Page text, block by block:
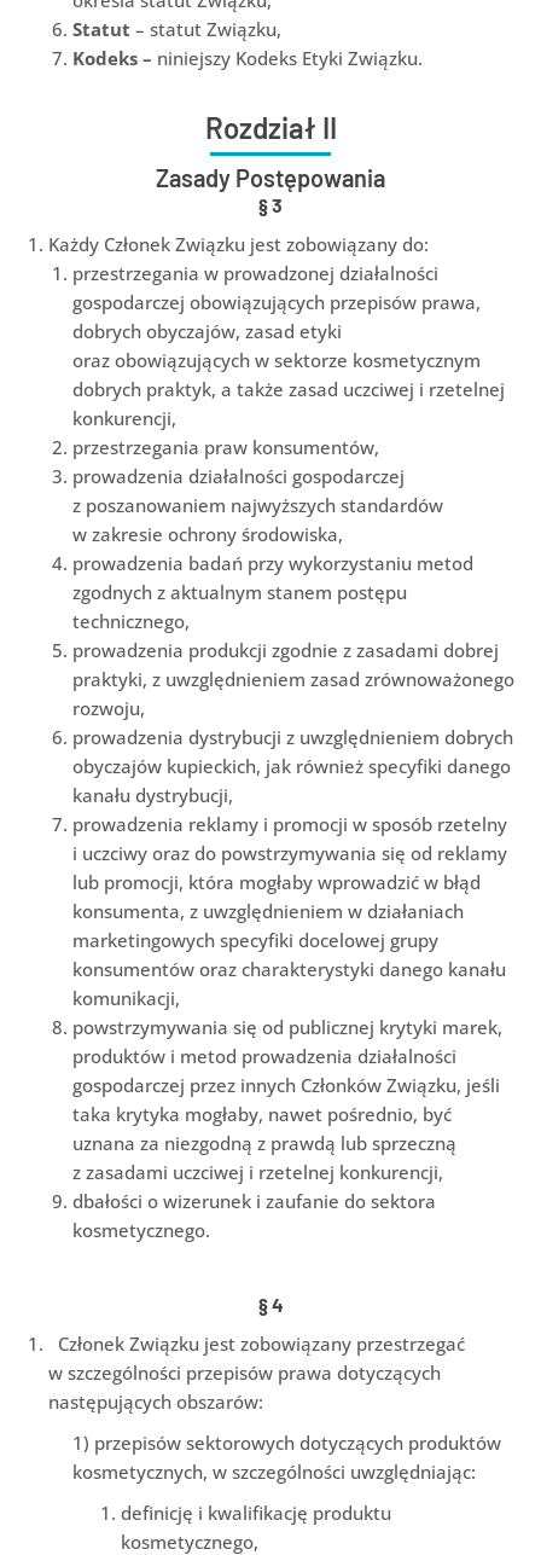
Statut – statut Związku,
Kodeks – niniejszy Kodeks Etyki Związku.
Rozdział II
Zasady Postępowania
§3
Każdy Członek Związku jest zobowiązany do:
przestrzegania w prowadzonej działalności
gospodarczej obowiązujących przepisów prawa,
dobrych obyczajów, zasad etyki
oraz obowiązujących w sektorze kosmetycznym
dobrych praktyk, a także zasad uczciwej i rzetelnej
konkurencji,
przestrzegania praw konsumentów,
prowadzenia działalności gospodarczej
z poszanowaniem najwyższych standardów
w zakresie ochrony środowiska,
prowadzenia badań przy wykorzystaniu metod
zgodnych z aktualnym stanem postępu
technicznego,
prowadzenia produkcji zgodnie z zasadami dobrej
praktyki, z uwzględnieniem zasad zrównoważonego
rozwoju,
prowadzenia dystrybucji z uwzględnieniem dobrych
obyczajów kupieckich, jak również specyfiki danego
kanału dystrybucji,
prowadzenia reklamy i promocji w sposób rzetelny
i uczciwy oraz do powstrzymywania się od reklamy
lub promocji, która mogłaby wprowadzić w błąd
konsumenta, z uwzględnieniem w działaniach
marketingowych specyfiki docelowej grupy
konsumentów oraz charakterystyki danego kanału
komunikacji,
powstrzymywania się od publicznej krytyki marek,
produktów i metod prowadzenia działalności
gospodarczej przez innych Członków Związku, jeśli
taka krytyka mogłaby, nawet pośrednio, być
uznana za niezgodną z prawdą lub sprzeczną
z zasadami uczciwej i rzetelnej konkurencji,
dbałości o wizerunek i zaufanie do sektora
kosmetycznego.
§4
Członek Związku jest zobowiązany przestrzegać
w szczególności przepisów prawa dotyczących
następujących obszarów:
1) przepisów sektorowych dotyczących produktów
kosmetycznych, w szczególności uwzględniając:
definicję i kwalifikację produktu
kosmetycznego,